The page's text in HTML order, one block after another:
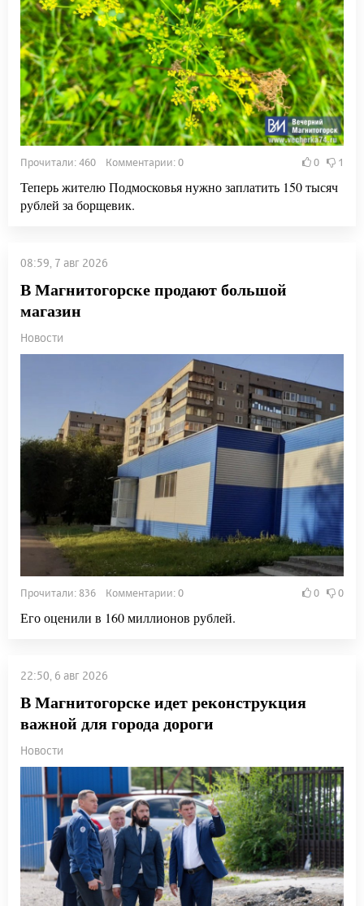
Прочитали: 460 Комментарии: 0 0 1
Теперь жителю Подмосковья нужно заплатить 150 тысяч
рублей за борщевик.
08:59, 7 авг 2026
В Магнитогорске продают большой
магазин
Новости
Прочитали: 836 Комментарии: 0 0 0
Его оценили в 160 миллионов рублей.
22:50, 6 авг 2026
В Магнитогорске идет реконструкция
важной для города дороги
Новости